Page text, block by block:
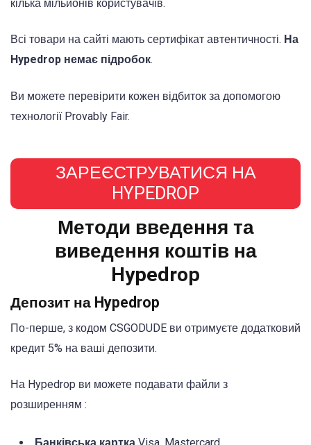
кілька мільйонів користувачів.
Всі товари на сайті мають сертифікат автентичності. На
Hypedrop немає підробок.
Ви можете перевірити кожен відбиток за допомогою
технології Provably Fair.
ЗАРЕЄСТРУВАТИСЯ НА
HYPEDROP
Методи введення та
виведення коштів на
Hypedrop
Депозит на Hypedrop
По-перше, з кодом CSGODUDE ви отримуєте додатковий
кредит 5% на ваші депозити.
На Hypedrop ви можете подавати файли з
розширенням :